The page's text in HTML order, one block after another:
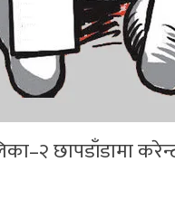
छापडाँडामा